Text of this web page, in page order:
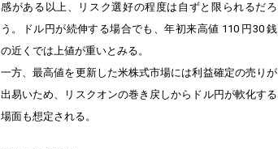
感がある以上、リスク選好の程度は自ずと限られるだろ
う。ドル円が続伸する場合でも、年初来高値 110 円30 銭
の近くでは上値が重いとみる。
一方、最高値を更新した米株式市場には利益確定の売りが
出易いため、リスクオンの巻き戻しからドル円が軟化する
場面も想定される。